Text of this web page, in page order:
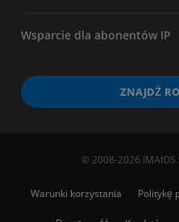
Wsparcie dla abonentów IP
ZNAJDŹ
© 2008-2026
Warunki korzystania Politykę